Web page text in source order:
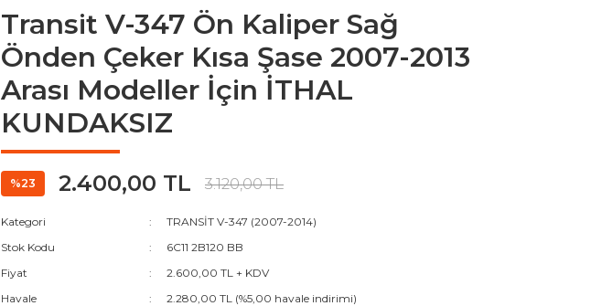
Transit V-347 Ön Kaliper Sağ
Önden Çeker Kısa Şase 2007-2013
Arası Modeller İçin İTHAL
KUNDAKSIZ
%23 2.400,00 TL 3.120,00 TL
Kategori
TRANSİT V-347 (2007-2014)
Stok Kodu
6C11 2B120 BB
Fiyat
2.600,00 TL + KDV
Havale
2.280,00 TL (%5,00 havale indirimi)